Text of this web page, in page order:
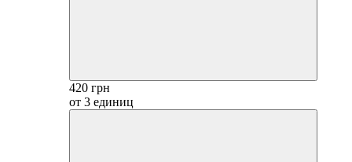
420 грн
от 3 единиц